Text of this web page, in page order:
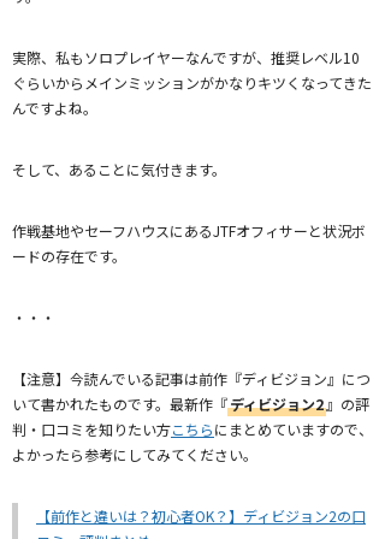
実際、私もソロプレイヤーなんですが、推奨レベル10
ぐらいからメインミッションがかなりキツくなってきた
んですよね。
そして、あることに気付きます。
作戦基地やセーフハウスにあるJTFオフィサーと状況ボ
ードの存在です。
・・・
【注意】今読んでいる記事は前作『ディビジョン』につ
いて書かれたものです。最新作『ディビジョン2 』の評
判・口コミを知りたい方こちらにまとめていますので、
よかったら参考にしてみてください。
【前作と違いは？初心者OK？】ディビジョン2の口